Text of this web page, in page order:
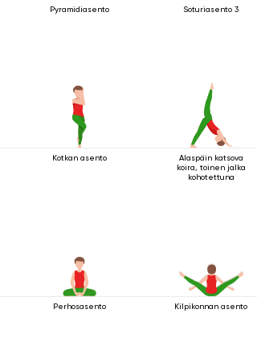
Pyramidiasento Soturiasento 3
Kotkan asento
Alaspäin katsova
koira, toinen jalka
kohotettuna
Perhosasento Kilpikonnan asento